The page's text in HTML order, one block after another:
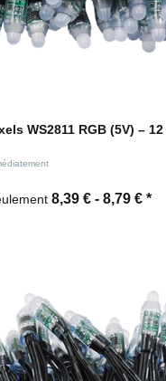
WS2811 RGB (5V) – 12
8,39 € - 8,79 € *